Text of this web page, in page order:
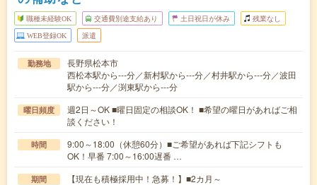
職種未経験OK 交通費別途支給あり 土日祝日が休み 残業なし
WEB登録OK 派遣
勤務地
長野県松本市
西松本駅から---分／新村駅から---分／村井駅から---分／波田
駅から---分／渕東駅から---分
曜日頻度
週2日～OK ■曜日固定の相談OK！ ■希望の曜日があればご相
談ください！
時間
9:00～18:00（休憩60分）■ご希望があれば下記シフトも
OK！早番 7:00～16:00遅番 …
期間 【現在も積極採用中！急募！】■2カ月～